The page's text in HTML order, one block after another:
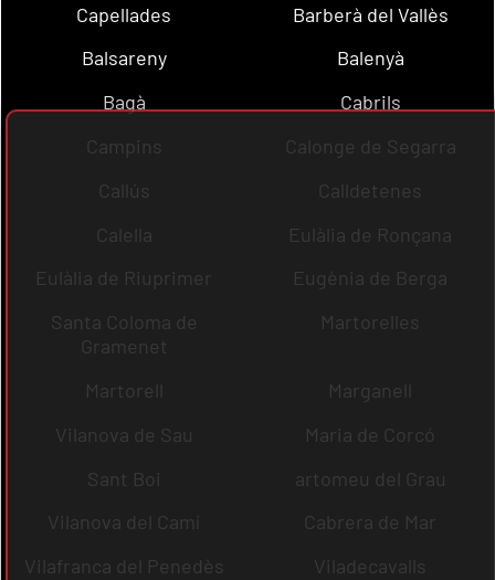
Capellades
Barberà del Vallès
Balsareny
Balenyà
Bagà
Cabrils
Campins
Calonge de Segarra
Callús
Calldetenes
Calella
Eulàlia de Ronçana
Eulàlia de Riuprimer
Eugènia de Berga
Santa Coloma de
Gramenet
Martorelles
Martorell
Marganell
Vilanova de Sau
Maria de Corcó
Sant Boi
artomeu del Grau
Vilanova del Camí
Cabrera de Mar
Vilafranca del Penedès
Viladecavalls